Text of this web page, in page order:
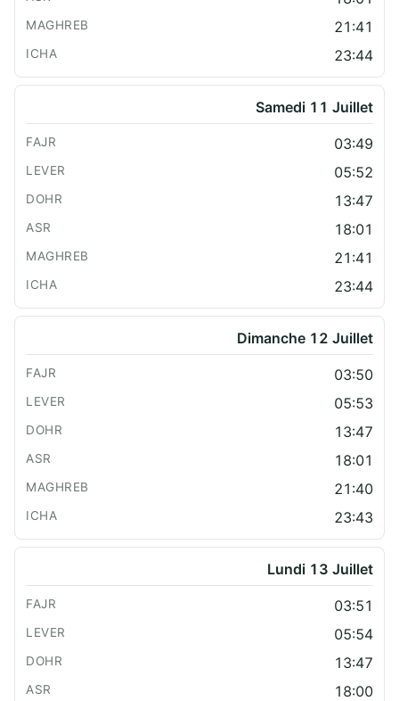
21:41
23:44
Samedi 11 Juillet
03:49
05:52
13:47
18:01
21:41
23:44
Dimanche 12 Juillet
03:50
05:53
13:47
18:01
21:40
23:43
Lundi 13 Juillet
03:51
05:54
13:47
18:00